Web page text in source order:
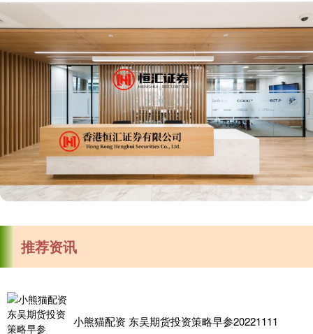
推荐资讯
小熊猫配资 东吴期货投资策略早参20221111